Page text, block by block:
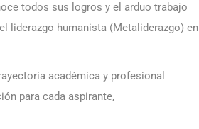
todos sus logros y el arduo trabajo
liderazgo humanista (Metaliderazgo) en
académica y profesional
para cada aspirante,